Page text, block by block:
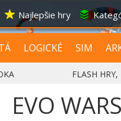
Najlepšie hry
LOGICKÉ SIM
FLASH HRY,
EVO